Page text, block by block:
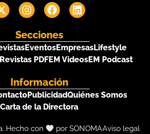
Secciones
EventosEmpresasLifestyle
PDFEM VideosEM Podcast
Información
PublicidadQuiénes Somos
Carta de la Directora
Hecho con por SONOMAAviso legal